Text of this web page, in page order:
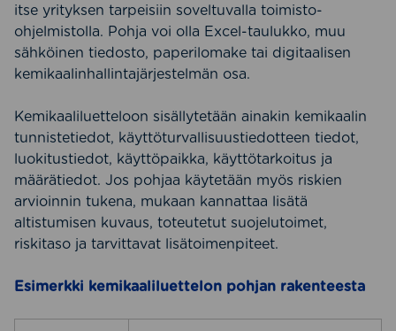
itse yrityksen tarpeisiin soveltuvalla toimisto-
ohjelmistolla. Pohja voi olla Excel-taulukko, muu
sähköinen tiedosto, paperilomake tai digitaalisen
kemikaalinhallintajärjestelmän osa.
Kemikaaliluetteloon sisällytetään ainakin kemikaalin
tunnistetiedot, käyttöturvallisuustiedotteen tiedot,
luokitustiedot, käyttöpaikka, käyttötarkoitus ja
määrätiedot. Jos pohjaa käytetään myös riskien
arvioinnin tukena, mukaan kannattaa lisätä
altistumisen kuvaus, toteutetut suojelutoimet,
riskitaso ja tarvittavat lisätoimenpiteet.
Esimerkki kemikaaliluettelon pohjan rakenteesta